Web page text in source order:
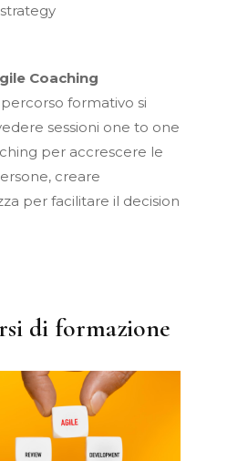
Coaching
formativo si
sessioni one to one
per accrescere le
creare
per facilitare il decision
di formazione